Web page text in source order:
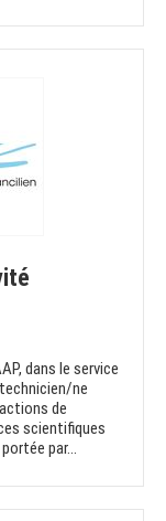
dans le service
ne
de
scientifiques
par...